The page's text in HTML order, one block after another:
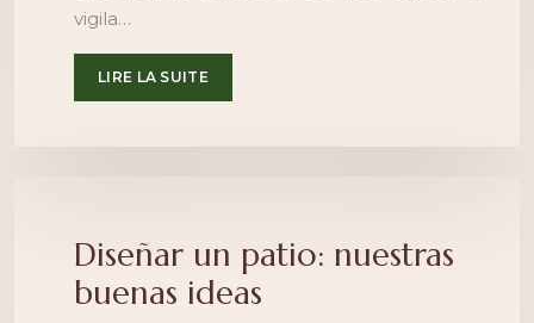
vigila…
LIRE LA SUITE
Diseñar un patio: nuestras
buenas ideas